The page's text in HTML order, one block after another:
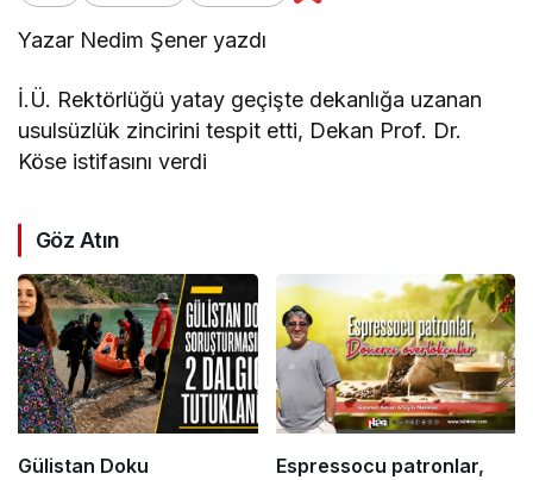
Yazar Nedim Şener yazdı
İ.Ü. Rektörlüğü yatay geçişte dekanlığa uzanan
usulsüzlük zincirini tespit etti, Dekan Prof. Dr.
Köse istifasını verdi
Göz Atın
Gülistan Doku
Espressocu patronlar,